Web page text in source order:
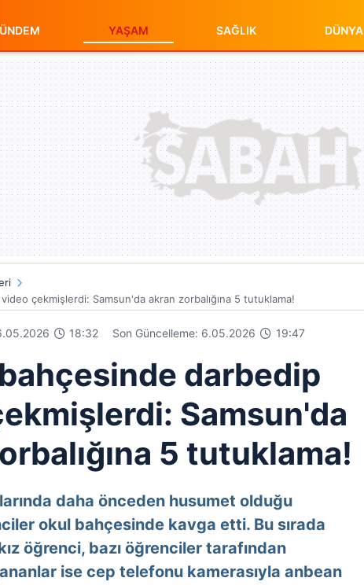
YAŞAM SAĞLIK DÜNYA
çekmişlerdi: Samsun'da akran zorbalığına 5 tutuklama!
18:32 Son Güncelleme: 6.05.2026 19:47
darbedip
Samsun'da
5 tutuklama!
daha önceden husumet olduğu
okul bahçesinde kavga etti. Bu sırada
öğrenci, bazı öğrenciler tarafından
ise cep telefonu kamerasıyla anbean